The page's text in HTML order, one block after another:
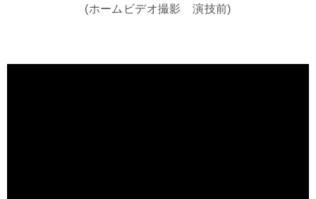
(ホームビデオ撮影 演技前)